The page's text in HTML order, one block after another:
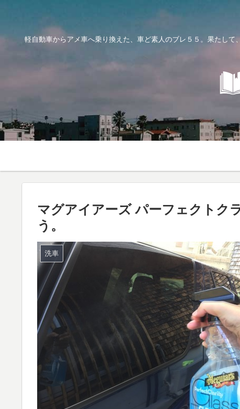
軽自動車からアメ車へ乗り換えた、車ど素人のブレ５５。果たし
マグアイアーズ パーフェクトク
う。
洗車